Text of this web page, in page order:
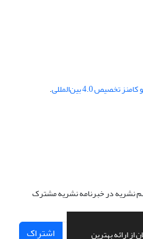
ارائه بهترین
تخصیص 4.0 بین‌المللی .
نشریه در خبرنامه نشریه مشترک
اشتراک